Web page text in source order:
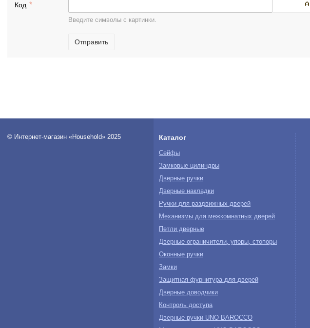
Код
Введите символы с картинки.
Отправить
© Интернет-магазин «Household» 2025 Каталог
Сейфы
Замковые цилиндры
Дверные ручки
Дверные накладки
Ручки для раздвижных дверей
Механизмы для межкомнатных дверей
Петли дверные
Дверные ограничители, упоры, стопоры
Оконные ручки
Замки
Защитная фурнитура для дверей
Дверные доводчики
Контроль доступа
Дверные ручки UNO BAROCCO